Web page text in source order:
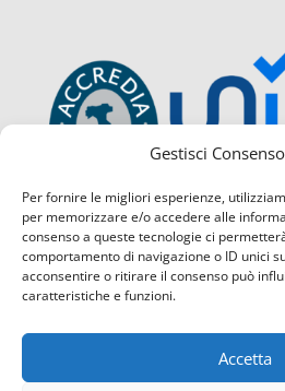
Gestisci
Per fornire le migliori esperienze,
per memorizzare e/o accedere alle
consenso a queste tecnologie ci
comportamento di navigazione o ID unici
acconsentire o ritirare il consenso può
caratteristiche e funzioni.
Accetta